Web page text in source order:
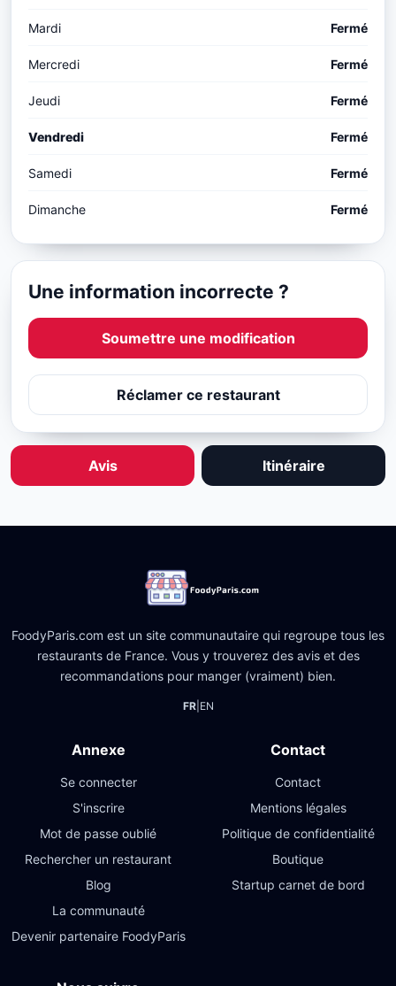
Mardi Fermé
Mercredi Fermé
Jeudi Fermé
Vendredi Fermé
Samedi Fermé
Dimanche Fermé
Une information incorrecte ?
Soumettre une modification
Réclamer ce restaurant
Avis Itinéraire
FoodyParis.com est un site communautaire qui regroupe tous les
restaurants de France. Vous y trouverez des avis et des
recommandations pour manger (vraiment) bien.
FR| EN
Annexe
Se connecter
S'inscrire
Mot de passe oublié
Rechercher un restaurant
Blog
La communauté
Devenir partenaire FoodyParis
Contact
Contact
Mentions légales
Politique de confidentialité
Boutique
Startup carnet de bord